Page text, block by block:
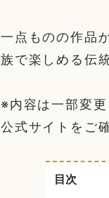
一点ものの作品
族で楽しめる伝
※内容は一部変
公式サイトをご
目次